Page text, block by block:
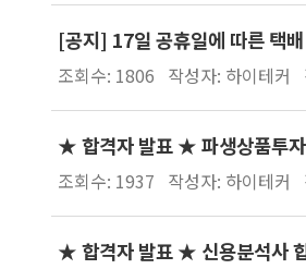
[공지] 17일 공휴일에 따른 택
조회수: 1806 작성자: 하이테커
★ 합격자 발표 ★ 파생상품투자
조회수: 1937 작성자: 하이테커
★ 합격자 발표 ★ 신용분석사